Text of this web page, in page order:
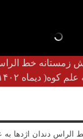
زمستانه خط
کوه( دیماه ۱۴۰۲)
دندان اژدها به